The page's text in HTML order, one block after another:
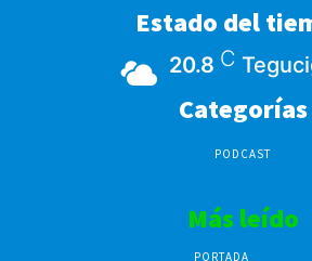
Estado del
20.8 C
Categorías
PODCAST
Más leído
PORTADA